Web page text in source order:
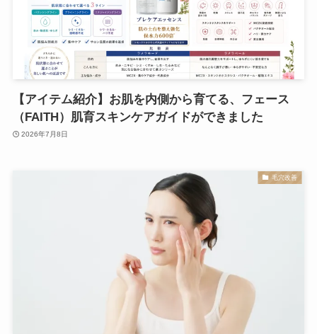
【アイテム紹介】お肌を内側から育てる、フェース
（FAITH）肌育スキンケアガイドができました
2026年7月8日
毛穴改善